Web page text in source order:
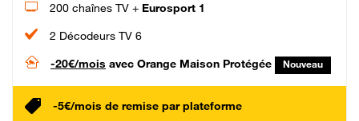
200 chaînes TV + Eurosport 1
2 Décodeurs TV 6
-20€/mois avec Orange Maison Protégée Nouveau
-5€/mois de remise par plateforme